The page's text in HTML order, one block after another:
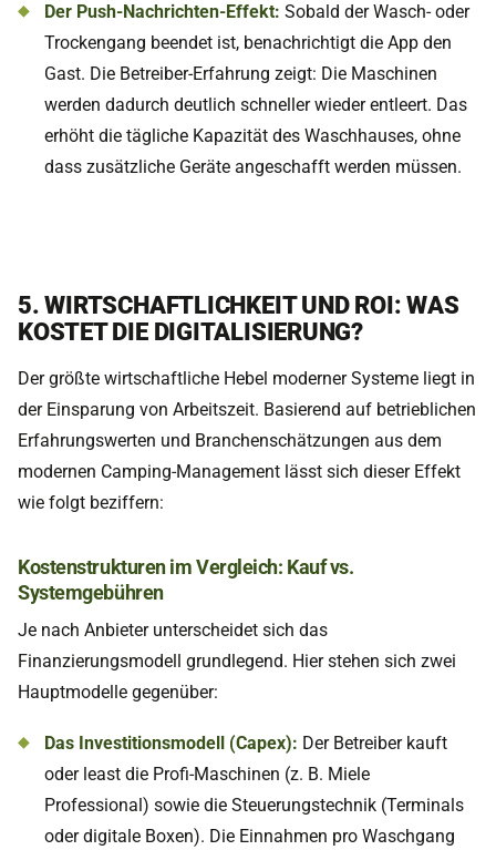
Der Push-Nachrichten-Effekt: Sobald der Wasch- oder
Trockengang beendet ist, benachrichtigt die App den
Gast. Die Betreiber-Erfahrung zeigt: Die Maschinen
werden dadurch deutlich schneller wieder entleert. Das
erhöht die tägliche Kapazität des Waschhauses, ohne
dass zusätzliche Geräte angeschafft werden müssen.
5. WIRTSCHAFTLICHKEIT UND ROI: WAS
KOSTET DIE DIGITALISIERUNG?
Der größte wirtschaftliche Hebel moderner Systeme liegt in
der Einsparung von Arbeitszeit. Basierend auf betrieblichen
Erfahrungswerten und Branchenschätzungen aus dem
modernen Camping-Management lässt sich dieser Effekt
wie folgt beziffern:
Kostenstrukturen im Vergleich: Kauf vs.
Systemgebühren
Je nach Anbieter unterscheidet sich das
Finanzierungsmodell grundlegend. Hier stehen sich zwei
Hauptmodelle gegenüber:
Das Investitionsmodell (Capex): Der Betreiber kauft
oder least die Profi-Maschinen (z. B. Miele
Professional) sowie die Steuerungstechnik (Terminals
oder digitale Boxen). Die Einnahmen pro Waschgang